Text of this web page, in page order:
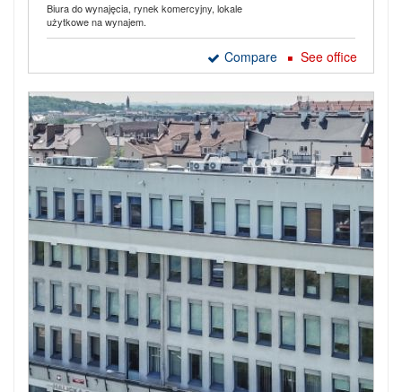
Biura do wynajęcia, rynek komercyjny, lokale
użytkowe na wynajem.
Compare See office